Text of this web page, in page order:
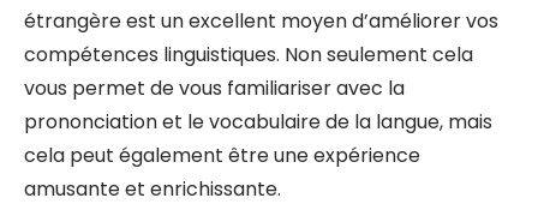
étrangère est un excellent moyen d’améliorer vos
compétences linguistiques. Non seulement cela
vous permet de vous familiariser avec la
prononciation et le vocabulaire de la langue, mais
cela peut également être une expérience
amusante et enrichissante.